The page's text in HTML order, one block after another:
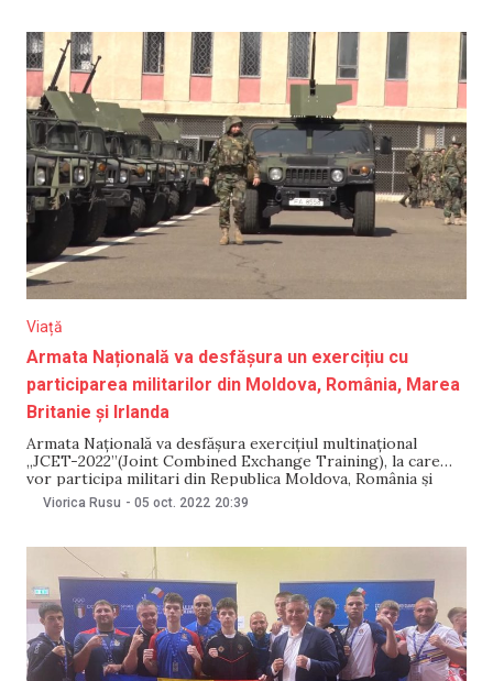
Viață
Armata Națională va desfășura un exercițiu cu
participarea militarilor din Moldova, România, Marea
Britanie și Irlanda
Armata Națională va desfășura exercițiul multinațional
„JCET-2022”(Joint Combined Exchange Training), la care
vor participa militari din Republica Moldova, România și
Regatul Unit al Marii Britanii și Irlandei de Nord. Acțiunea
Apărării, exercițiul JCET
Viorica Rusu - 05 oct. 2022 20:39